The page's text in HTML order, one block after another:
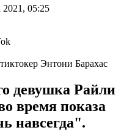
2021, 05:25
Энтони Барахас
девушка Райли
время показа
навсегда".